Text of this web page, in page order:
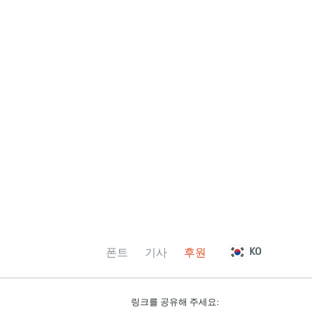
폰트 기사 후원 KO
링크를 공유해 주세요: